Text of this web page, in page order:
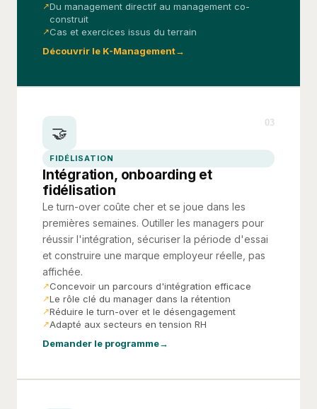
Du management directif au management co-
construit
Cas et exercices issus du terrain
Découvrir le K-Management
🤝
03
FIDÉLISATION
Intégration, onboarding et
fidélisation
Le turn-over coûte cher et se joue dans les
premières semaines. Outiller les managers pour
réussir l'intégration, sécuriser la période d'essai
et construire une marque employeur réelle, pas
affichée.
Concevoir un parcours d'intégration efficace
Le rôle clé du manager dans la rétention
Réduire le turn-over et le désengagement
Adapté aux secteurs en tension RH
Demander le programme